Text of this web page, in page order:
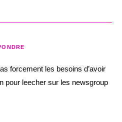
forcement les besoins d’avoir
pour leecher sur les newsgroup